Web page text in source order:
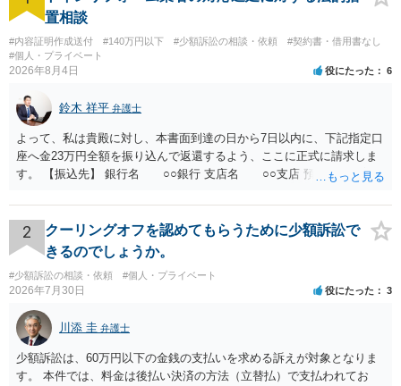
置相談
#内容証明作成送付 #140万円以下 #少額訴訟の相談・依頼
#契約書・借用書なし
#個人・プライベート
2026年8月4日 役にたった 6
鈴木 祥平 弁護士
よって、私は貴殿に対し、本書面到達の日から7日以内に、下記指定口
座へ金23万円全額を振り込んで返還するよう、ここに正式に請求しま
す。 【振込先】 銀行名 ○○銀行 支店名 ○○支店 預金種別 普通
されない場合には、貴殿には任意に返金する意思がないものと判断
し、やむを得ず、返還金23万円及びこれに対する遅延損害金の支払い
を求める民事訴訟、支払督促その他必要な法的手続を直ちに講じま
す。 その際には、訴訟に要する費用その他法令上認められる金員につ
いても併せて請求する予定ですので、あらかじめ申し添えます。 本件
は、貴殿自らが契約を解約したことによって生じた返還義務の履行を
求めるものにすぎません。貴殿の仕入先との取引関係や返金時期など
の内部事情は、私に対する返還義務の発生や履行時期には何ら影響を
及ぼすものではありません。 これ以上、本件の解決を不必要に遅延さ
せることなく、誠意をもって速やかに返金手続を履行されるよう、強
2
クーリングオフを認めてもらうために少額訴訟で
きるのでしょうか。
#少額訴訟の相談・依頼 #個人・プライベート
2026年7月30日 役にたった 3
川添 圭 弁護士
少額訴訟は、60万円以下の金銭の支払いを求める訴えが対象となりま
す。 本件では、料金は後払い決済の方法（立替払）で支払われてお